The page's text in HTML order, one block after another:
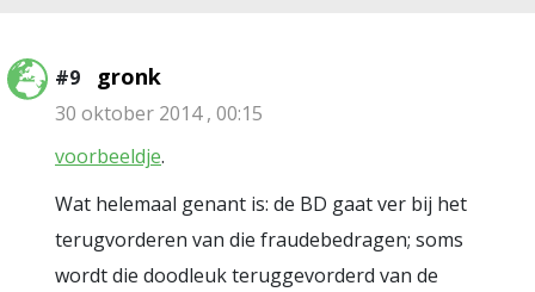
#9 gronk
30 oktober 2014 , 00:15
voorbeeldje.
Wat helemaal genant is: de BD gaat ver bij het
terugvorderen van die fraudebedragen; soms
wordt die doodleuk teruggevorderd van de